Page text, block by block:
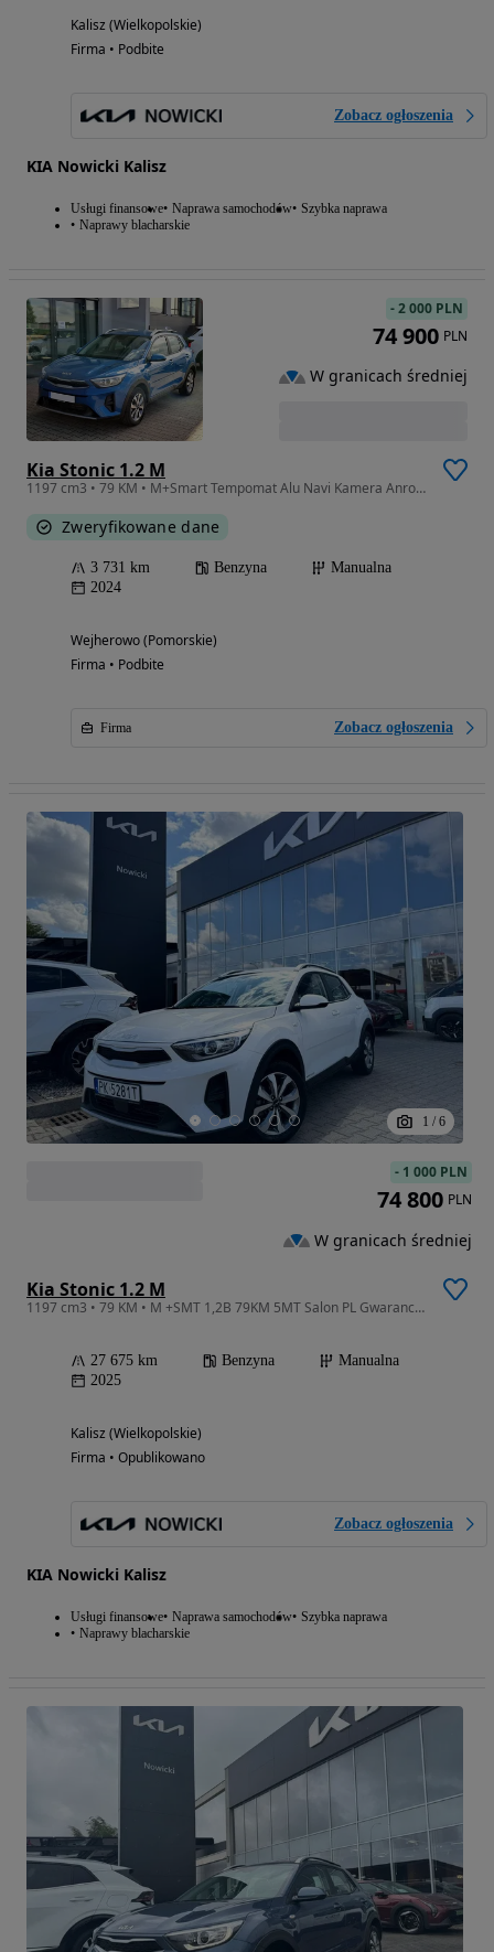
Kalisz (Wielkopolskie)
Firma • Podbite
Zobacz ogłoszenia
KIA Nowicki Kalisz
Usługi finansowe Naprawa samochodów Szybka naprawa
Naprawy blacharskie
Kia Stonic 1.2 M
1197 cm3 • 79 KM • M+Smart Tempomat Alu Navi Kamera Anroid Carplay Fvat Dealer Kia
Zweryfikowane dane
3 731 km Benzyna
Manualna
2024
Wejherowo (Pomorskie)
Firma • Podbite
Firma Zobacz ogłoszenia
-2 000 PLN
74 900 PLN
W granicach średniej
1 / 6
Kia Stonic 1.2 M
1197 cm3 • 79 KM • M +SMT 1,2B 79KM 5MT Salon PL Gwarancja FV23%
27 675 km Benzyna
Manualna
2025
Kalisz (Wielkopolskie)
Firma • Opublikowano
Zobacz ogłoszenia
KIA Nowicki Kalisz
Usługi finansowe Naprawa samochodów Szybka naprawa
Naprawy blacharskie
- 1 000 PLN
74 800 PLN
W granicach średniej